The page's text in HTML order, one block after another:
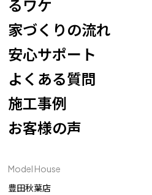
るワケ
家づくりの流れ
安心サポート
よくある質問
施工事例
お客様の声
Model House
豊田秋葉店